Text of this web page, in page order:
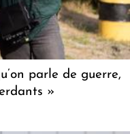
parle de guerre,
»